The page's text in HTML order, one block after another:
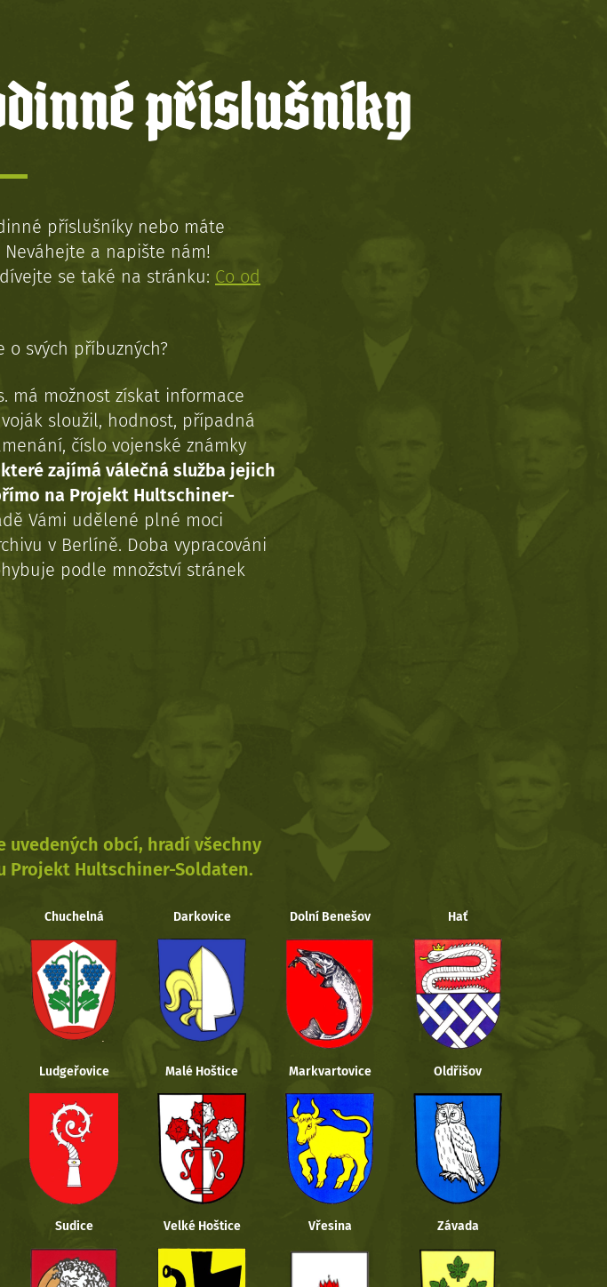
příslušníky
příslušníky nebo máte
a napište nám!
se také na stránku: Co od
o svých příbuzných?
má možnost získat informace
sloužil, hodnost, případná
číslo vojenské známky
zajímá válečná služba jejich
na Projekt Hultschiner-
Vámi udělené plné moci
v Berlíně. Doba vypracováni
podle množství stránek
uvedených obcí, hradí všechny
Projekt Hultschiner-Soldaten.
Chuchelná Darkovice Dolní Benešov Hať
Ludgeřovice Malé Hoštice Markvartovice Oldřišov
Sudice Velké Hoštice Vřesina Závada